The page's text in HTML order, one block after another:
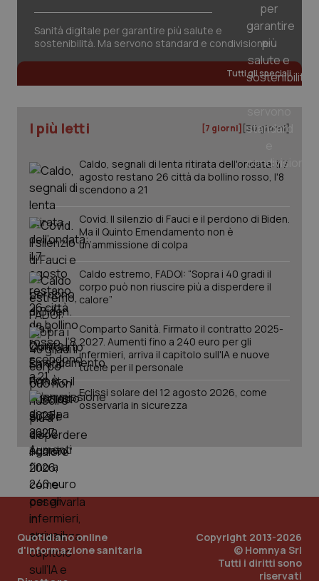
Sanità digitale per garantire più salute e
sostenibilità. Ma servono standard e condivisione
Tutti gli speciali
I più letti [7 giorni] [30 giorni]
Caldo, segnali di lenta ritirata dell'ondata: il 7
agosto restano 26 città da bollino rosso, l'8
scendono a 21
Covid. Il silenzio di Fauci e il perdono di Biden.
Ma il Quinto Emendamento non è
un’ammissione di colpa
Caldo estremo, FADOI: “Sopra i 40 gradi il
corpo può non riuscire più a disperdere il
calore”
Comparto Sanità. Firmato il contratto 2025-
2027. Aumenti fino a 240 euro per gli
infermieri, arriva il capitolo sull'IA e nuove
tutele per il personale
Eclissi solare del 12 agosto 2026, come
osservarla in sicurezza
Quotidiano online
d'informazione sanitaria
Copyright 2013-2026
© Homnya Srl
Tutti i diritti sono
riservati
PHPSESSID
_ga_KM60CM4NPH